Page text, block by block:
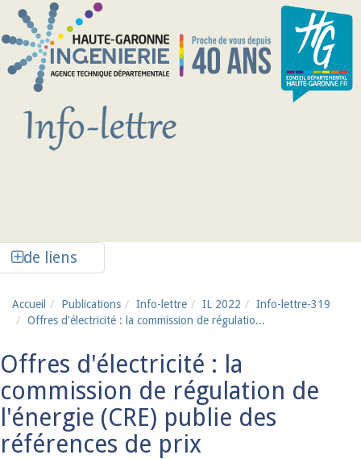
Aller au contenu principal
de liens
Accueil Publications Info-lettre IL 2022
Info-lettre-319
Offres d'électricité : la commission de régulatio...
Offres d'électricité : la
commission de régulation de
l'énergie (CRE) publie des
références de prix